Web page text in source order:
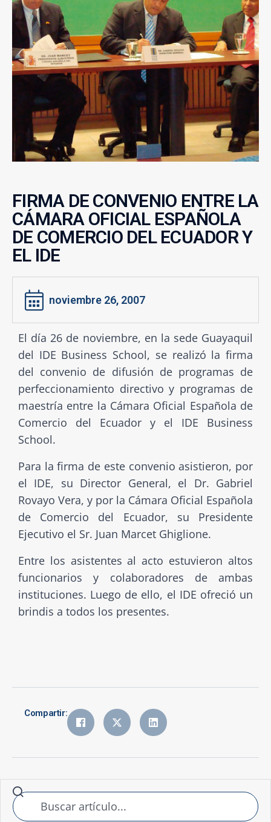
FIRMA DE CONVENIO ENTRE LA
CÁMARA OFICIAL ESPAÑOLA
DE COMERCIO DEL ECUADOR Y
EL IDE
noviembre 26, 2007
El día 26 de noviembre, en la sede Guayaquil
del IDE Business School, se realizó la firma
del convenio de difusión de programas de
perfeccionamiento directivo y programas de
maestría entre la Cámara Oficial Española de
Comercio del Ecuador y el IDE Business
School.
Para la firma de este convenio asistieron, por
el IDE, su Director General, el Dr. Gabriel
Rovayo Vera, y por la Cámara Oficial Española
de Comercio del Ecuador, su Presidente
Ejecutivo el Sr. Juan Marcet Ghiglione.
Entre los asistentes al acto estuvieron altos
funcionarios y colaboradores de ambas
instituciones. Luego de ello, el IDE ofreció un
brindis a todos los presentes.
Compartir: